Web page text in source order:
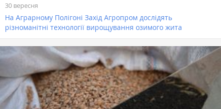
30 вересня
На Аграрному Полігоні Захід Агропром дослідять
різноманітні технології вирощування озимого жита